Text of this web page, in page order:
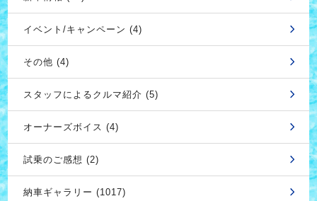
イベント/キャンペーン (4)
その他 (4)
スタッフによるクルマ紹介 (5)
オーナーズボイス (4)
試乗のご感想 (2)
納車ギャラリー (1017)